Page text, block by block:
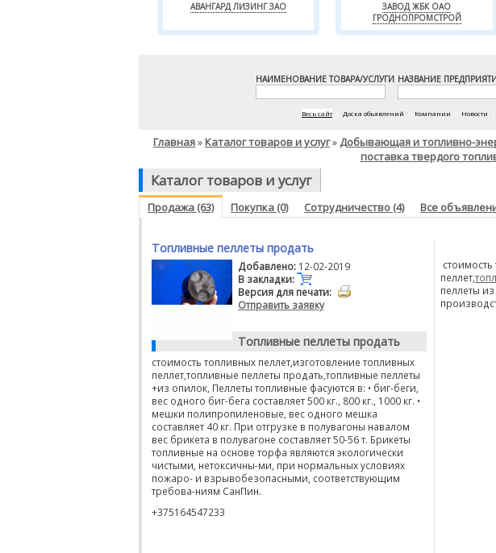
АВАНГАРД ЛИЗИНГ ЗАО
ЗАВОД ЖБК ОАО
ГРОДНОПРОМСТРОЙ
НАИМЕНОВАНИЕ ТОВАРА/УСЛУГИ НАЗВАНИЕ
Весь сайт Доска объявлений Компании Новости
Главная» Каталог товаров и услуг» Добывающая и топливно-
поставка твердого
Каталог товаров и услуг
Продажа (63) Покупка (0) Сотрудничество (4) Все
Топливные пеллеты продать
Добавлено: 12-02-2019
В закладки:
Версия для печати:
Отправить заявку
Топливные пеллеты продать
стоимость топливных пеллет,изготовление топливных
пеллет,топливные пеллеты продать,топливные пеллеты
+из опилок, Пеллеты топливные фасуются в: • биг-беги,
вес одного биг-бега составляет 500 кг., 800 кг., 1000 кг. •
мешки полипропиленовые, вес одного мешка
составляет 40 кг. При отгрузке в полувагоны навалом
вес брикета в полувагоне составляет 50-56 т. Брикеты
топливные на основе торфа являются экологически
чистыми, нетоксичны-ми, при нормальных условиях
пожаро- и взрывобезопасными, соответствующим
требова-ниям СанПин.
+375164547233
пеллет,
пеллеты